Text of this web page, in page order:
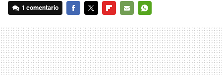
1 comentario
MAIL